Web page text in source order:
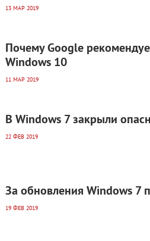
13 МАР 2019
Почему Google
Windows 10
11 МАР 2019
В Windows 7 закрыли
22 ФЕВ 2019
За обновления Windows 7
19 ФЕВ 2019